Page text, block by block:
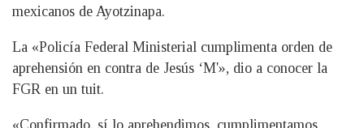
mexicanos de Ayotzinapa.
La «Policía Federal Ministerial cumplimenta orden de
aprehensión en contra de Jesús ‘M'», dio a conocer la
FGR en un tuit.